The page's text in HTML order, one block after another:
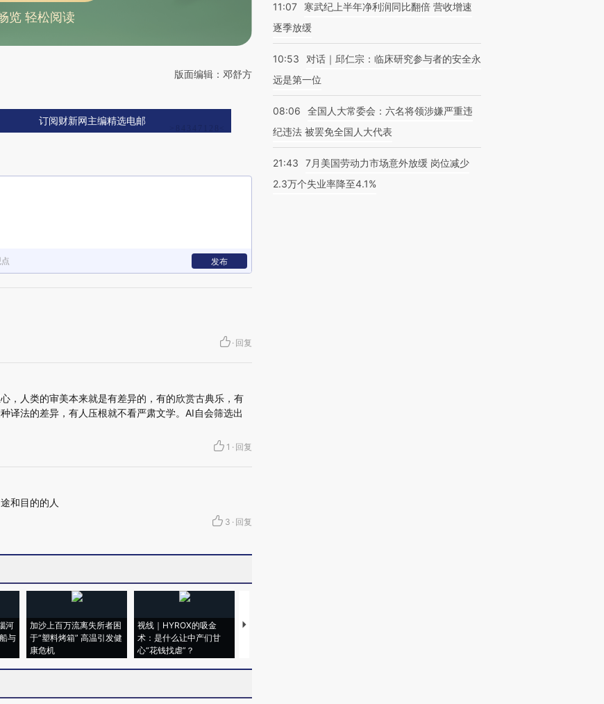
览 轻松阅读
版面编辑：邓舒方
订阅财新网主编精选电邮
发布
· 回复
，人类的审美本来就是有差异的，有的欣赏古典乐，有
译法的差异，有人压根就不看严肃文学。AI自会筛选出
1 · 回复
和目的的人
3 · 回复
河
与
加沙上百万流离失所者困
于“塑料烤箱” 高温引发健
康危机
视线｜HYROX的吸金
术：是什么让中产们甘
心“花钱找虐”？
马航飞行员跨国走私7万
11:07
寒武纪上半年净利润同比翻倍 营收增速
逐季放缓
10:53
对话｜邱仁宗：临床研究参与者的安全永
远是第一位
08:06
全国人大常委会：六名将领涉嫌严重违
纪违法 被罢免全国人大代表
21:43
7月美国劳动力市场意外放缓 岗位减少
2.3万个失业率降至4.1%